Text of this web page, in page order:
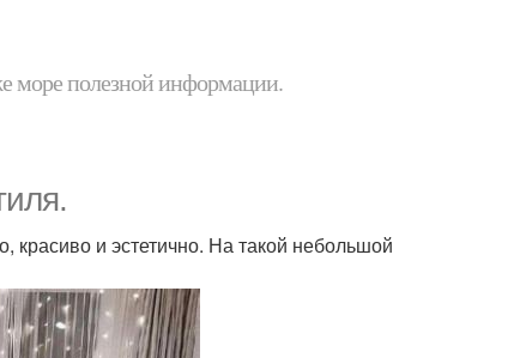
море полезной информации.
красиво и эстетично. На такой небольшой